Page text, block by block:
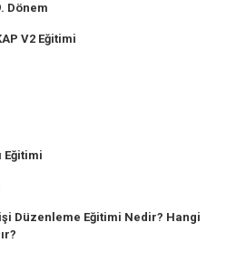
Dönem
V2 Eğitimi
Eğitimi
Düzenleme Eğitimi Nedir? Hangi